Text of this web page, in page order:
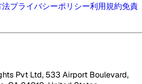
法プライバシーポリシー利用規約免責
Pvt Ltd, 533 Airport Boulevard,